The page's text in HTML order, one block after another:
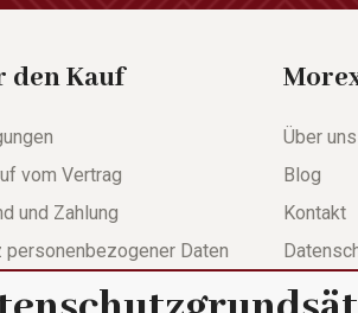
den Kauf
vom Vertrag
und Zahlung
personenbezogener Daten
Über uns
Blog
Kontakt